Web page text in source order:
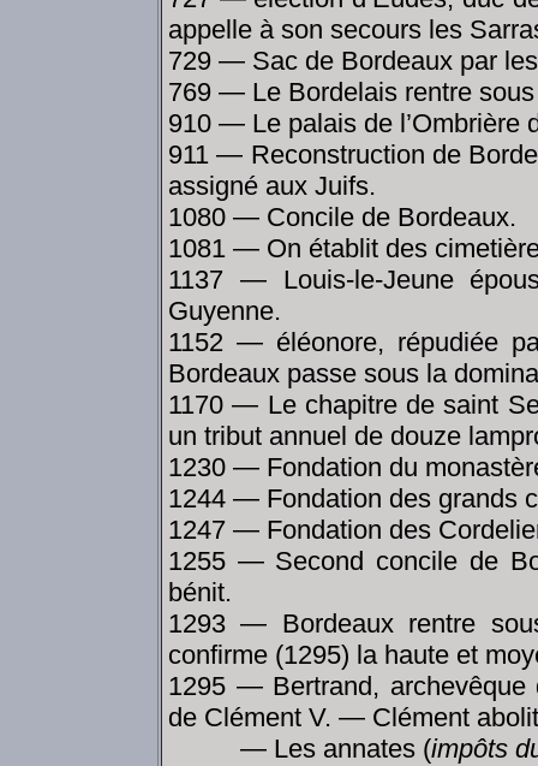
appelle à son secours les
729 — Sac de Bordeaux par
769 — Le Bordelais rentre
910 — Le palais de l’Ombrière
911 — Reconstruction de
assigné aux Juifs.
1080 — Concile de Bordeaux.
1081 — On établit des
1137 — Louis-le-Jeune
Guyenne.
1152 — éléonore, répudiée
Bordeaux passe sous la
1170 — Le chapitre de saint
un tribut annuel de douze
1230 — Fondation du
1244 — Fondation des grands
1247 — Fondation des
1255 — Second concile de
bénit.
1293 — Bordeaux rentre
confirme (1295) la haute et
1295 — Bertrand,
de Clément V. — Clément
— Les annates (impôts